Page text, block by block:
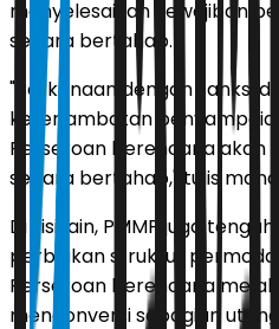
menyelesaikan kewajiban
secara bertahap.
"Berkenaan dengan sanksi
keterlambatan
Perseroan berencana akan
secara bertahap," tulis
Di sisi lain, PMMP juga
perbaikan struktur
Perseroan berencana
mengonversi sebagian